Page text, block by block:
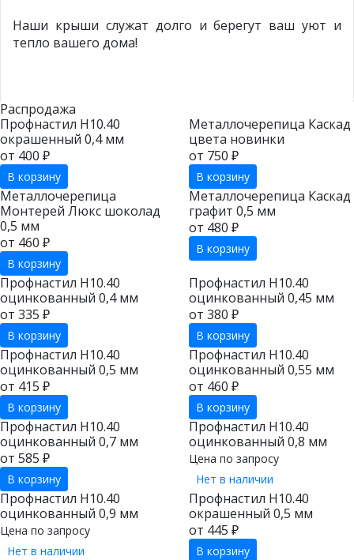
Наши крыши служат долго и берегут ваш уют и
тепло вашего дома!
Распродажа
Профнастил Н10.40
окрашенный 0,4 мм
от 400 ₽
В корзину
Металлочерепица Каскад
цвета новинки
от 750 ₽
В корзину
Металлочерепица
Монтерей Люкс шоколад
0,5 мм
от 460 ₽
В корзину
Металлочерепица Каскад
графит 0,5 мм
от 480 ₽
В корзину
Профнастил Н10.40
оцинкованный 0,4 мм
от 335 ₽
В корзину
Профнастил Н10.40
оцинкованный 0,45 мм
от 380 ₽
В корзину
Профнастил Н10.40
оцинкованный 0,5 мм
от 415 ₽
В корзину
Профнастил Н10.40
оцинкованный 0,55 мм
от 460 ₽
В корзину
Профнастил Н10.40
оцинкованный 0,7 мм
от 585 ₽
В корзину
Профнастил Н10.40
оцинкованный 0,8 мм
Цена по запросу
Нет в наличии
Профнастил Н10.40
оцинкованный 0,9 мм
Цена по запросу
Нет в наличии
Профнастил Н10.40
окрашенный 0,5 мм
от 445 ₽
В корзину